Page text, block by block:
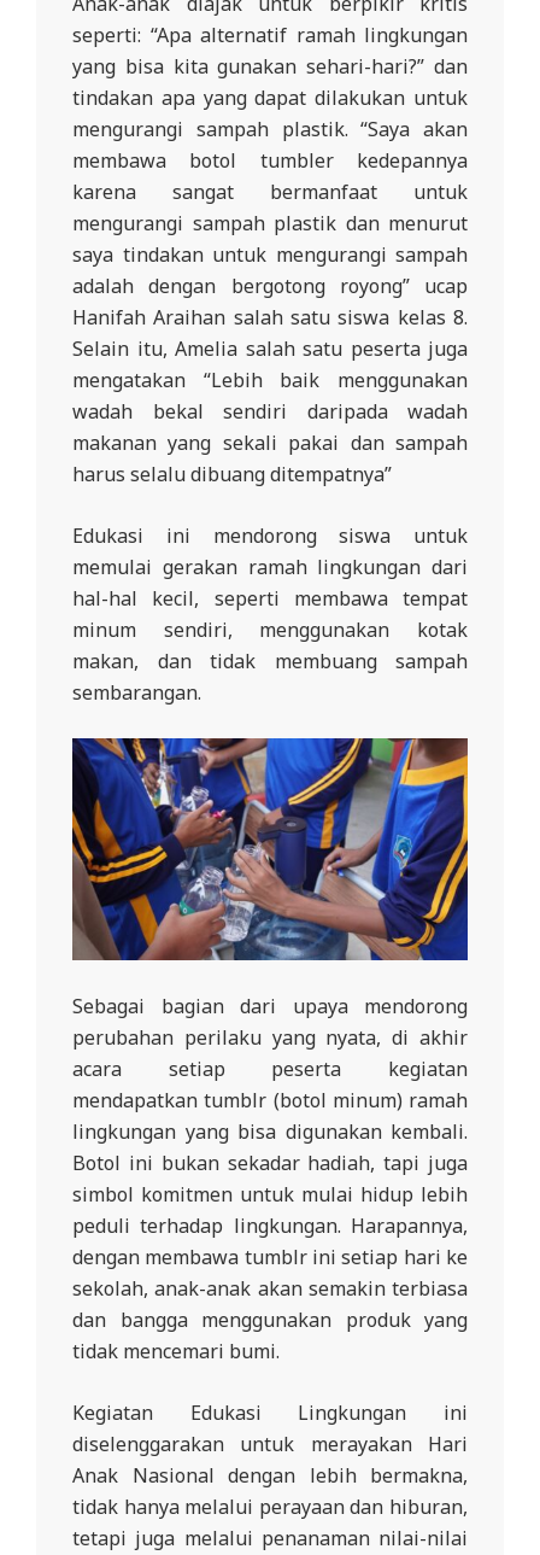
seperti: “Apa alternatif ramah lingkungan
yang bisa kita gunakan sehari-hari?” dan
tindakan apa yang dapat dilakukan untuk
mengurangi sampah plastik. “Saya akan
membawa botol tumbler kedepannya
karena sangat bermanfaat untuk
mengurangi sampah plastik dan menurut
saya tindakan untuk mengurangi sampah
adalah dengan bergotong royong” ucap
Hanifah Araihan salah satu siswa kelas 8.
Selain itu, Amelia salah satu peserta juga
mengatakan “Lebih baik menggunakan
wadah bekal sendiri daripada wadah
makanan yang sekali pakai dan sampah
harus selalu dibuang ditempatnya”
Edukasi ini mendorong siswa untuk
memulai gerakan ramah lingkungan dari
hal-hal kecil, seperti membawa tempat
minum sendiri, menggunakan kotak
makan, dan tidak membuang sampah
sembarangan.
Sebagai bagian dari upaya mendorong
perubahan perilaku yang nyata, di akhir
acara setiap peserta kegiatan
mendapatkan tumblr (botol minum) ramah
lingkungan yang bisa digunakan kembali.
Botol ini bukan sekadar hadiah, tapi juga
simbol komitmen untuk mulai hidup lebih
peduli terhadap lingkungan. Harapannya,
dengan membawa tumblr ini setiap hari ke
sekolah, anak-anak akan semakin terbiasa
dan bangga menggunakan produk yang
tidak mencemari bumi.
Kegiatan Edukasi Lingkungan ini
diselenggarakan untuk merayakan Hari
Anak Nasional dengan lebih bermakna,
tidak hanya melalui perayaan dan hiburan,
tetapi juga melalui penanaman nilai-nilai